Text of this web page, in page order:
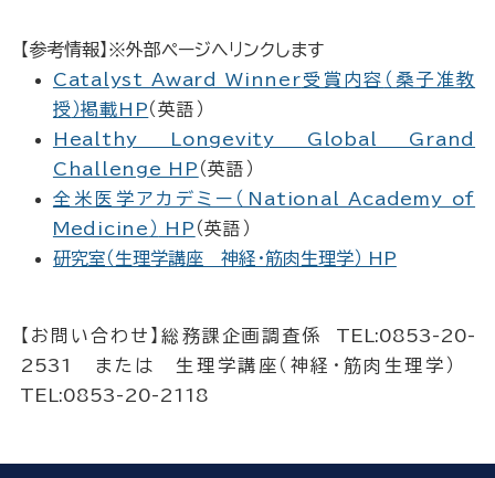
【参考情報】※外部ページへリンクします
Catalyst Award Winner受賞内容 （桑子准教
授 ）掲載HP（英語）
Healthy Longevity Global Grand
Challenge HP （英語）
全米医学アカデミー（National Academy of
Medicine ） HP （英語）
研究室（生理学講座 神経・筋肉生理学） HP
【お問い合わせ】総務課企画調査係 TEL:0853-20-
2531 または 生理学講座（神経・筋肉生理学）
TEL:0853-20-2118